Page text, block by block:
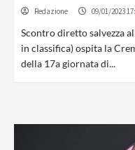
Redazione 09/01/2023
Scontro diretto salvezza
in classifica) ospita la
della 17a giornata di...